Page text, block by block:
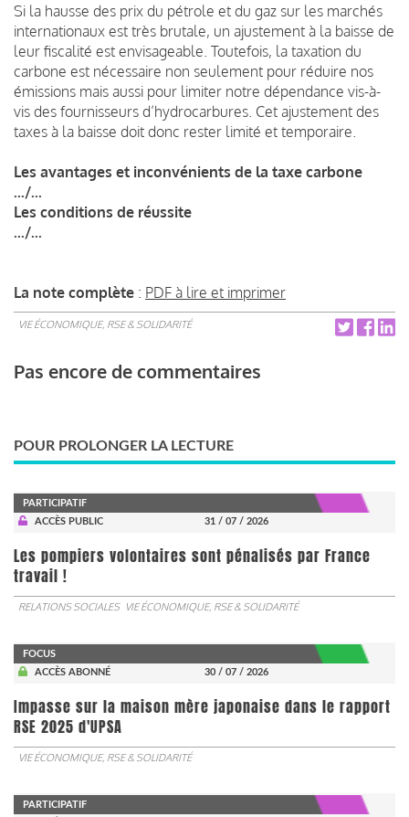
Si la hausse des prix du pétrole et du gaz sur les marchés
internationaux est très brutale, un ajustement à la baisse de
leur fiscalité est envisageable. Toutefois, la taxation du
carbone est nécessaire non seulement pour réduire nos
émissions mais aussi pour limiter notre dépendance vis-à-
vis des fournisseurs d’hydrocarbures. Cet ajustement des
taxes à la baisse doit donc rester limité et temporaire.
Les avantages et inconvénients de la taxe carbone
.../...
Les conditions de réussite
.../...
La note complète : PDF à lire et imprimer
VIE ÉCONOMIQUE, RSE & SOLIDARITÉ
Pas encore de commentaires
POUR PROLONGER LA LECTURE
PARTICIPATIF
ACCÈS PUBLIC
31 / 07 / 2026
Les pompiers volontaires sont pénalisés par France
travail !
RELATIONS SOCIALES VIE ÉCONOMIQUE, RSE & SOLIDARITÉ
FOCUS
ACCÈS ABONNÉ
30 / 07 / 2026
Impasse sur la maison mère japonaise dans le rapport
RSE 2025 d'UPSA
VIE ÉCONOMIQUE, RSE & SOLIDARITÉ
PARTICIPATIF